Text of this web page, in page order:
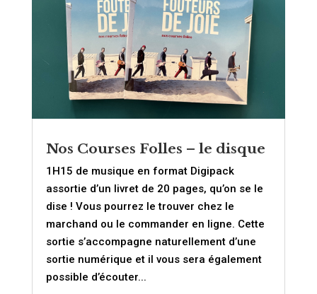
Nos Courses Folles – le disque
1H15 de musique en format Digipack
assortie d’un livret de 20 pages, qu’on se le
dise ! Vous pourrez le trouver chez le
marchand ou le commander en ligne. Cette
sortie s’accompagne naturellement d’une
sortie numérique et il vous sera également
possible d’écouter...